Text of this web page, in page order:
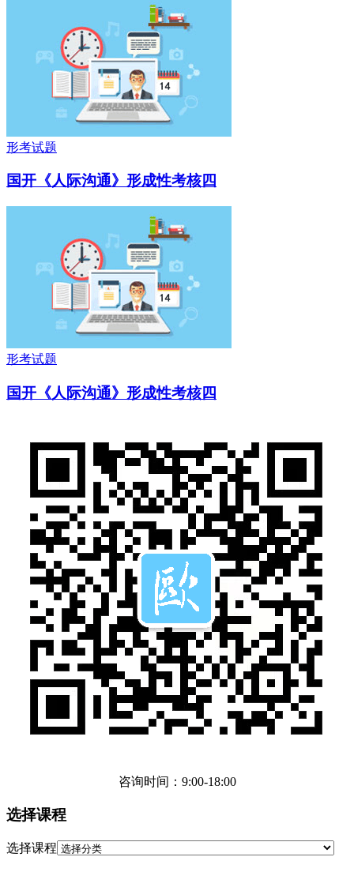
形考试题
国开《人际沟通》形成性考核四
形考试题
国开《人际沟通》形成性考核四
咨询时间：9:00-18:00
选择课程
选择课程